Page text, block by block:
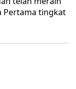
Pertama tingkat